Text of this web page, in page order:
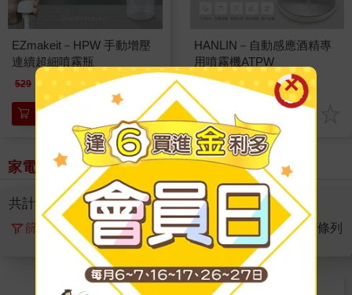
EZmakeit－HPW 手動增壓
連續超細噴霧瓶
529 特價 249 元
加入購物車
HANLIN－自動感應酒精專
用噴霧機ATPW
1980 特價 998 元
加入購物車
家電 > 全部商品
共計 筆， 頁數 1 /1
篩選 排序 條列